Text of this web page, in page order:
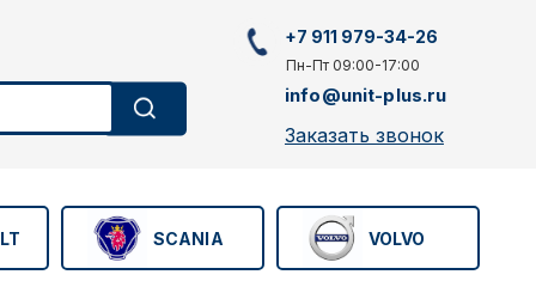
+7 911 979-34-26
Пн-Пт 09:00-17:00
info@unit-plus.ru
Заказать звонок
SCANIA VOLVO